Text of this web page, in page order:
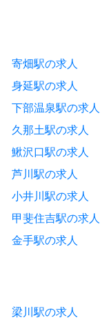
寄畑駅の求人
身延駅の求人
下部温泉駅の求人
久那土駅の求人
鰍沢口駅の求人
芦川駅の求人
小井川駅の求人
甲斐住吉駅の求人
金手駅の求人
梁川駅の求人